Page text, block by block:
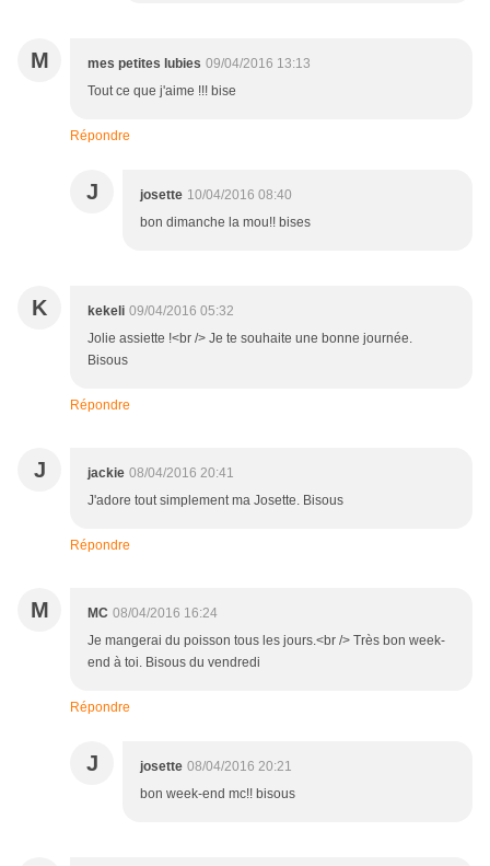
M mes petites lubies 09/04/2016 13:13
Tout ce que j'aime !!! bise
Répondre
J josette 10/04/2016 08:40
bon dimanche la mou!! bises
K kekeli 09/04/2016 05:32
Jolie assiette !<br /> Je te souhaite une bonne journée.
Bisous
Répondre
J jackie 08/04/2016 20:41
J'adore tout simplement ma Josette. Bisous
Répondre
M MC 08/04/2016 16:24
Je mangerai du poisson tous les jours.<br /> Très bon week-
end à toi. Bisous du vendredi
Répondre
J josette 08/04/2016 20:21
bon week-end mc!! bisous